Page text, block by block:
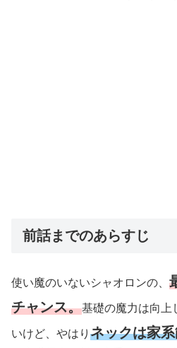
前話までのあらすじ
使い魔のいないシャオロンの、
チャンス。基礎の魔力は向上
いけど、やはり ネックは家